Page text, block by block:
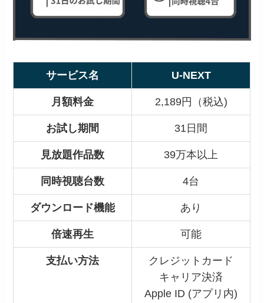
サービス名 U-NEXT
月額料金 2,189円（税込)
お試し期間 31日間
見放題作品数 39万本以上
同時視聴台数 4台
ダウンロード機能 あり
倍速再生 可能
支払い方法
クレジットカード
キャリア決済
Apple ID (アプリ内)